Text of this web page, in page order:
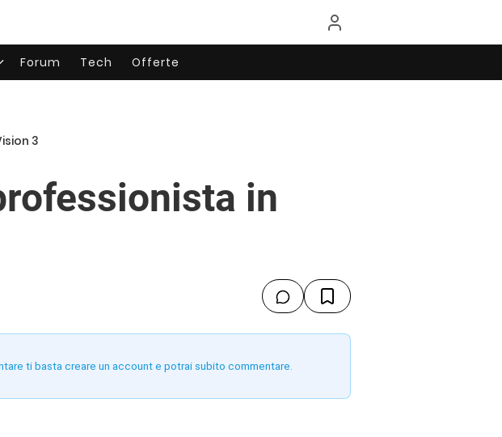
Forum Tech Offerte
3
in
ti basta creare un account e potrai subito commentare.